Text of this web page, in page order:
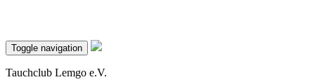
Toggle navigation
Tauchclub Lemgo e.V.